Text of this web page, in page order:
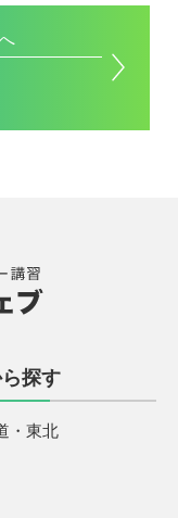
探す
・東北